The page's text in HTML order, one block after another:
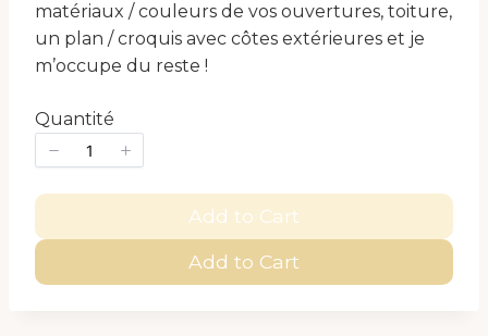
matériaux / couleurs de vos ouvertures, toiture,
un plan / croquis avec côtes extérieures et je
m’occupe du reste !
Quantité
Add to Cart
Add to Cart